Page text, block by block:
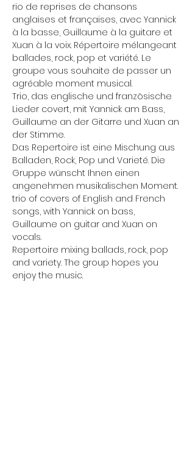
rio de reprises de chansons
anglaises et françaises, avec Yannick
à la basse, Guillaume à la guitare et
Xuan à la voix. Répertoire mélangeant
ballades, rock, pop et variété. Le
groupe vous souhaite de passer un
agréable moment musical.
Trio, das englische und französische
Lieder covert, mit Yannick am Bass,
Guillaume an der Gitarre und Xuan an
der Stimme.
Das Repertoire ist eine Mischung aus
Balladen, Rock, Pop und Varieté. Die
Gruppe wünscht Ihnen einen
angenehmen musikalischen Moment.
trio of covers of English and French
songs, with Yannick on bass,
Guillaume on guitar and Xuan on
vocals.
Repertoire mixing ballads, rock, pop
and variety. The group hopes you
enjoy the music.